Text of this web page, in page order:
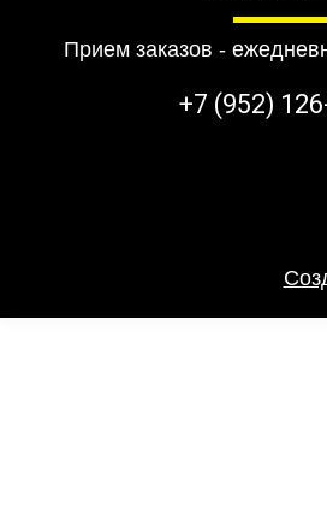
Прием заказов -
+7 (952)